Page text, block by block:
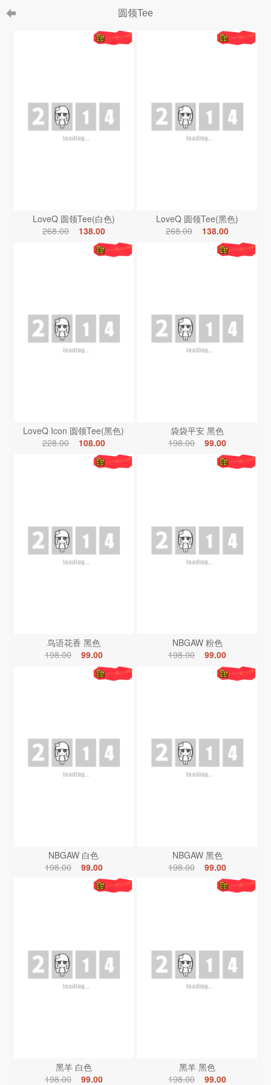
圆领Tee
LoveQ 圆领Tee(白色)
268.00
138.00
LoveQ 圆领Tee(黑色)
268.00
138.00
LoveQ Icon 圆领Tee(黑色)
228.00
108.00
袋袋平安 黑色
198.00
99.00
鸟语花香 黑色
198.00
99.00
NBGAW 粉色
198.00
99.00
NBGAW 白色
198.00
99.00
NBGAW 黑色
198.00
99.00
黑羊 白色
198.00
99.00
黑羊 黑色
198.00
99.00